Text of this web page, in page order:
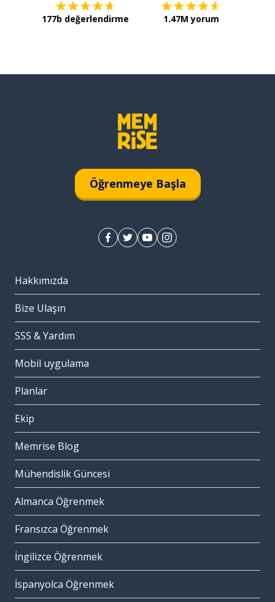
177b değerlendirme 1.47M yorum
Öğrenmeye Başla
Hakkımızda
Bize Ulaşın
SSS & Yardım
Mobil uygulama
Planlar
Ekip
Memrise Blog
Mühendislik Güncesi
Almanca Öğrenmek
Fransızca Öğrenmek
İngilizce Öğrenmek
İspanyolca Öğrenmek